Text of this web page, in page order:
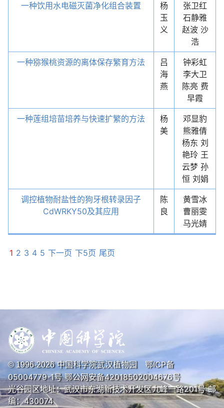
一种饮用水电磁灭菌净化组合装置
杨
玉
义
张卫红
石静雅
赵波 沙
浩
一种猕猴桃资源的离体保存繁育方法
吕
海
燕
钟彩虹
李大卫
陈亮 费
早霞
一种莲组培苗培养与快速扩繁的方法
杨
美
邓显豹
熊雅倩
杨东 刘
艳玲 王
云梦 孙
恒 刘娟
调控植物耐盐性的狗牙根转录因子
CdWRKY50及其应用
陈
良
黄雪冰
曹丽雯
马光婧
1 2 3 4 5 下一页 下5页 尾页
© 1996-2026中国科学院武汉植物园 鄂ICP备
05004779-1号鄂公网安备42018502004676号
光谷园区地址：武汉市东湖新技术开发区九峰一路201号 邮
编：430074